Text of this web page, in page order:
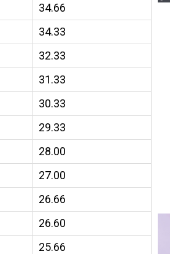
34.66
34.33
32.33
31.33
30.33
29.33
28.00
27.00
26.66
26.60
25.66